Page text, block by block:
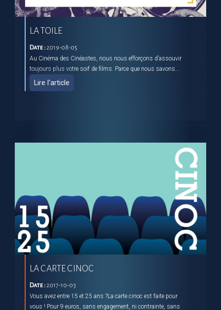
LA TOILE
Date :2019-08-05
Au Cinéma des Cinéastes, nous nous efforçons d’assouvir
toujours plus votre soif de films. Parce que nous savons...
Lire l'article
LA CARTE CINOC
Date : 2017-10-03
Vous avez entre 15 et 25 ans ?La carte cinoc est faite pour
vous ! Pour 9 euros, sans engagement, ni contrainte, sans